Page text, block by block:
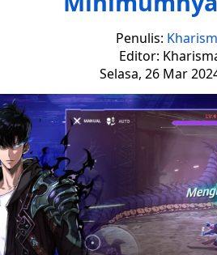
Penulis:
Editor:
Selasa, 26 Mar